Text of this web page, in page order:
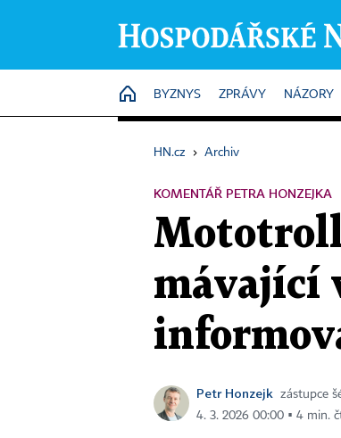
HOME
BYZNYS ZPRÁVY NÁZORY
HN.cz › Archiv
KOMENTÁŘ PETRA HONZEJKA
mávající
Petr Honzejk
zástupce
4. 3. 2026 00:00 ▪ 4 min.